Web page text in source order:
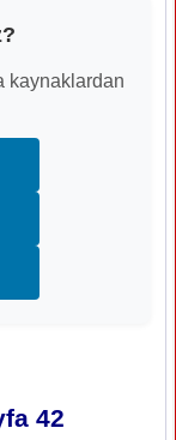
kaynaklardan
42